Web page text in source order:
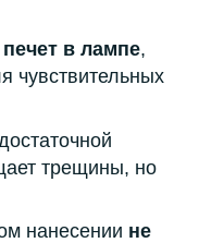
печет в лампе,
чувствительных
трещины, но
нанесении не